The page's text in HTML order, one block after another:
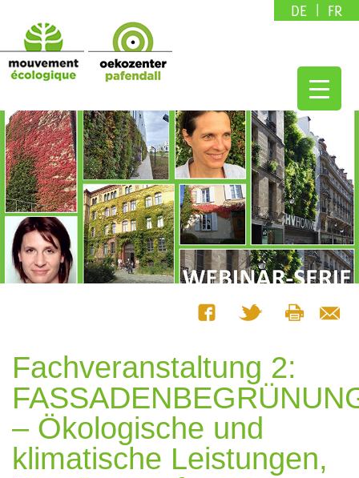
DE FR
Fachveranstaltung 2:
– Ökologische und
klimatische Leistungen,